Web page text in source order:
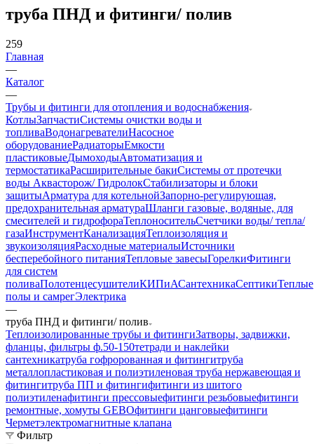
труба ПНД и фитинги/ полив
259
Главная
—
Каталог
—
Трубы и фитинги для отопления и водоснабжения
КотлыЗапчастиСистемы очистки воды и
топливаВодонагревателиНасосное
оборудованиеРадиаторыЕмкости
пластиковыеДымоходыАвтоматизация и
термостатикаРасширительные бакиСистемы от протечки
воды Аквасторож/ ГидролокСтабилизаторы и блоки
защитыАрматура для котельнойЗапорно-регулирующая,
предохранительная арматураШланги газовые, водяные, для
смесителей и гидрофораТеплоносительСчетчики воды/ тепла/
газаИнструментКанализацияТеплоизоляция и
звукоизоляцияРасходные материалыИсточники
бесперебойного питанияТепловые завесыГорелкиФитинги
для систем
поливаПолотенцесушителиКИПиАСантехникаСептикиТеплые
полы и самрегЭлектрика
—
труба ПНД и фитинги/ полив
Теплоизолированные трубы и фитингиЗатворы, задвижки,
фланцы, фильтры ф.50-150тетради и наклейки
сантехникатруба гофророванная и фитингитруба
металлопластиковая и полиэтиленовая труба нержавеющая и
фитингитруба ПП и фитингифитинги из шитого
полиэтиленафитинги прессовыефитинги резьбовыефитинги
ремонтные, хомуты GEBOфитинги цанговыефитинги
Черметэлектромагнитные клапана
Фильтр